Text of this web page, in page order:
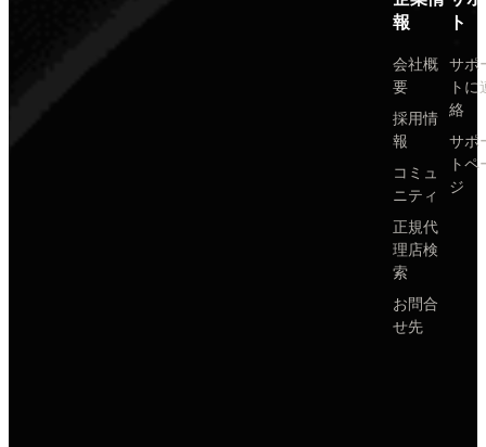
報
会社概
要
採用情
報
コミュ
ニティ
正規代
理店検
索
お問合
せ先
ト
サポ
トに
絡
サポ
トペ
ジ